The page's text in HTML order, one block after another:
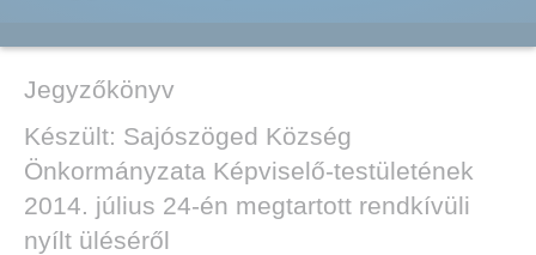
Jegyzőkönyv
Készült: Sajószöged Község
Önkormányzata Képviselő-testületének
2014. július 24-én megtartott rendkívüli
nyílt üléséről